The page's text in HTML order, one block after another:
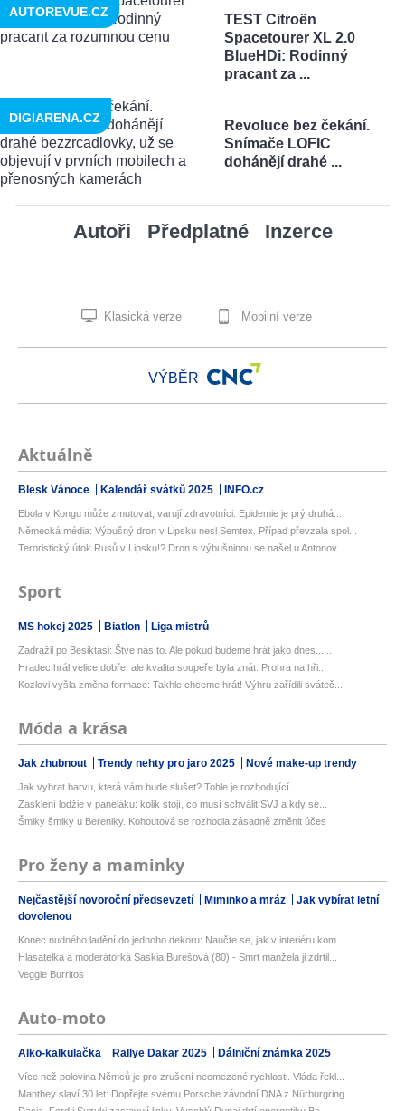
TEST Citroën
Spacetourer XL 2.0
BlueHDi: Rodinný
pracant za ...
AUTOREVUE.CZ
Revoluce bez čekání.
Snímače LOFIC
dohánějí drahé ...
DIGIARENA.CZ
Autoři Předplatné Inzerce
Klasická verze Mobilní verze
VÝBĚR
Aktuálně
Blesk Vánoce Kalendář svátků 2025 INFO.cz
Ebola v Kongu může zmutovat, varují zdravotníci. Epidemie je prý druhá...
Německá média: Výbušný dron v Lipsku nesl Semtex. Případ převzala spol...
Teroristický útok Rusů v Lipsku!? Dron s výbušninou se našel u Antonov...
Sport
MS hokej 2025 Biatlon Liga mistrů
Zadražil po Besiktasi: Štve nás to. Ale pokud budeme hrát jako dnes......
Hradec hrál velice dobře, ale kvalita soupeře byla znát. Prohra na hři...
Kozlovi vyšla změna formace: Takhle chceme hrát! Výhru zařídili sváteč...
Móda a krása
Jak zhubnout Trendy nehty pro jaro 2025 Nové make-up trendy
Jak vybrat barvu, která vám bude slušet? Tohle je rozhodující
Zasklení lodžie v paneláku: kolik stojí, co musí schválit SVJ a kdy se...
Šmiky šmiky u Bereniky. Kohoutová se rozhodla zásadně změnit účes
Pro ženy a maminky
Nejčastější novoroční předsevzetí Miminko a mráz
Jak vybírat letní
dovolenou
Konec nudného ladění do jednoho dekoru: Naučte se, jak v interiéru kom...
Hlasatelka a moderátorka Saskia Burešová (80) - Smrt manžela ji zdrtil...
Veggie Burritos
Auto-moto
Alko-kalkulačka Rallye Dakar 2025 Dálniční známka 2025
Více než polovina Němců je pro zrušení neomezené rychlosti. Vláda řekl...
Manthey slaví 30 let: Dopřejte svému Porsche závodní DNA z Nürburgring...